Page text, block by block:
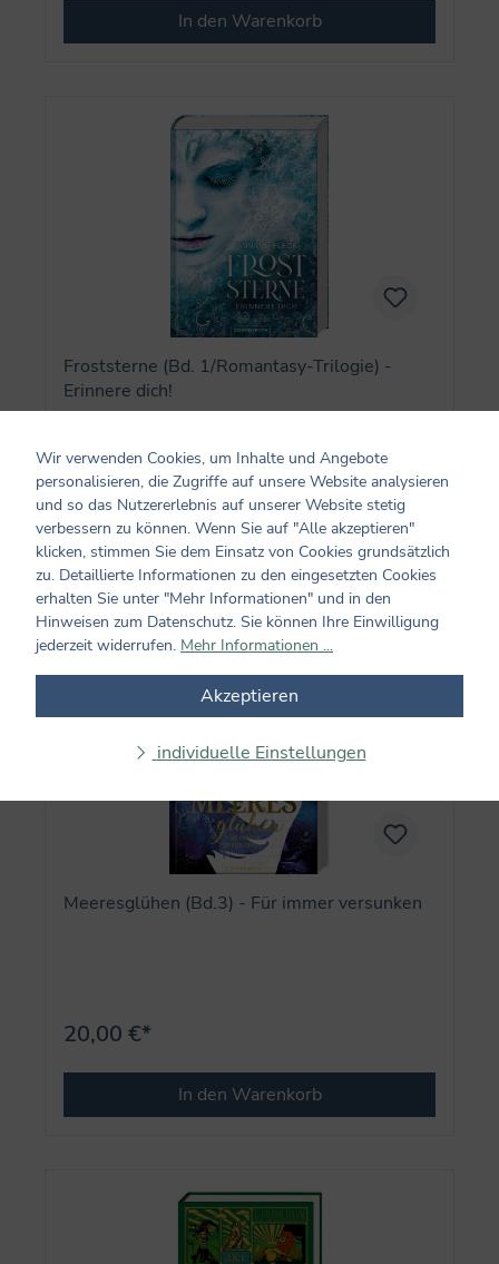
In den Warenkorb
Froststerne (Bd. 1/Romantasy-Trilogie) -
Erinnere dich!
22,00 €*
In den Warenkorb
Meeresglühen (Bd.3) - Für immer versunken
20,00 €*
In den Warenkorb
Wir verwenden Cookies, um Inhalte und Angebote
personalisieren, die Zugriffe auf unsere Website analysieren
und so das Nutzererlebnis auf unserer Website stetig
verbessern zu können. Wenn Sie auf "Alle akzeptieren"
klicken, stimmen Sie dem Einsatz von Cookies grundsätzlich
zu. Detaillierte Informationen zu den eingesetzten Cookies
erhalten Sie unter "Mehr Informationen" und in den
Hinweisen zum Datenschutz. Sie können Ihre Einwilligung
jederzeit widerrufen. Mehr Informationen ...
Akzeptieren
individuelle Einstellungen